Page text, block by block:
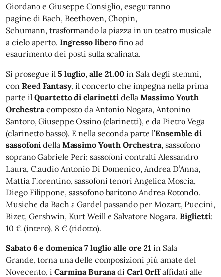
Giordano e Giuseppe Consiglio, eseguiranno
pagine di Bach, Beethoven, Chopin,
Schumann, trasformando la piazza in un teatro musicale
a cielo aperto. Ingresso libero fino ad
esaurimento dei posti sulla scalinata.
Si prosegue il 5 luglio, alle 21.00 in Sala degli stemmi,
con Reed Fantasy, il concerto che impegna nella prima
parte il Quartetto di clarinetti della Massimo Youth
Orchestracomposto da Antonio Nogara, Antonino
Santoro, Giuseppe Ossino (clarinetti), e da Pietro Vega
(clarinetto basso). E nella seconda parte l’Ensemble di
sassofoni della Massimo Youth Orchestra, sassofono
soprano Gabriele Peri; sassofoni contralti Alessandro
Laura, Claudio Antonio Di Domenico, Andrea D’Anna,
Mattia Fiorentino, sassofoni tenori Angelica Moscia,
Diego Filippone, sassofono baritono Andrea Rotondo.
Musiche da Bach a Gardel passando per Mozart, Puccini,
Bizet, Gershwin, Kurt Weill e Salvatore Nogara. Biglietti:
10 € (intero), 8 € (ridotto).
Sabato 6 e domenica 7 luglio alle ore 21 in Sala
Grande, torna una delle composizioni più amate del
Novecento, i Carmina Buranadi Carl Orff affidati alle